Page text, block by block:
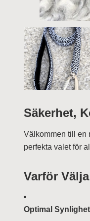
Säkerhet,
Välkommen till en
perfekta valet för
Varför
Optimal